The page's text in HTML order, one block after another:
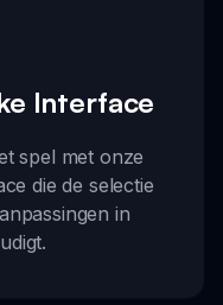
Interface
spel met onze
die de selectie
in